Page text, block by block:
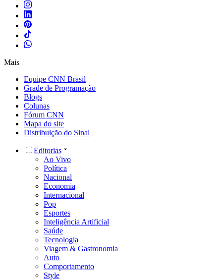
Mais
Equipe CNN Brasil
Grade de Programação
Blogs
Colunas
Fórum CNN
Mapa do site
Distribuição do Sinal
Editorias
Ao Vivo
Política
Nacional
Economia
Internacional
Pop
Esportes
Inteligência Artificial
Saúde
Tecnologia
Viagem & Gastronomia
Auto
Comportamento
Style